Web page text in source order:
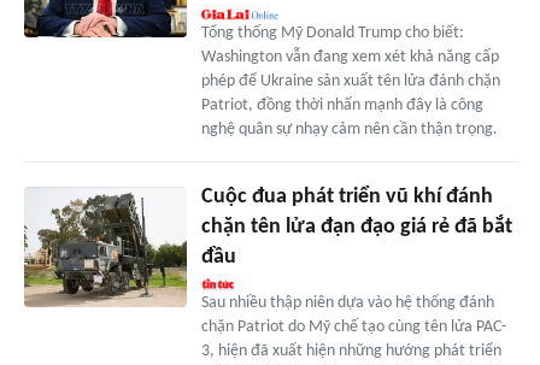
Tổng thống Mỹ Donald Trump cho biết:
Washington vẫn đang xem xét khả năng cấp
phép để Ukraine sản xuất tên lửa đánh chặn
Patriot, đồng thời nhấn mạnh đây là công
nghệ quân sự nhạy cảm nên cần thận trọng.
Cuộc đua phát triển vũ khí đánh
chặn tên lửa đạn đạo giá rẻ đã bắt
đầu
Sau nhiều thập niên dựa vào hệ thống đánh
chặn Patriot do Mỹ chế tạo cùng tên lửa PAC-
3, hiện đã xuất hiện những hướng phát triển